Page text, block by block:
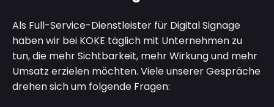
Als Full-Service-Dienstleister für Digital Signage
haben wir bei KOKE täglich mit Unternehmen zu
tun, die mehr Sichtbarkeit, mehr Wirkung und mehr
Umsatz erzielen möchten. Viele unserer Gespräche
drehen sich um folgende Fragen: